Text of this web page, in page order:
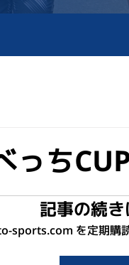
ち
記事の続
sports.com を定期購